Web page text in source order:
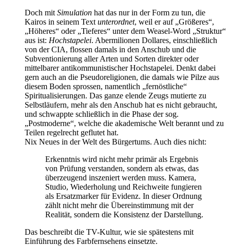
Doch mit Simulation hat das nur in der Form zu tun, die
Kairos in seinem Text unterordnet, weil er auf „Größeres“,
„Höheres“ oder „Tieferes“ unter dem Weasel-Word „Struktur“
aus ist: Hochstapelei. Abermilionen Dollares, einschließlich
von der CIA, flossen damals in den Anschub und die
Subventionierung aller Arten und Sorten direkter oder
mittelbarer antikommunistischer Hochstapelei. Denkt dabei
gern auch an die Pseudoreligionen, die damals wie Pilze aus
diesem Boden sprossen, namentlich „fernöstliche“
Spiritualisierungen. Das ganze elende Zeugs mutierte zu
Selbstläufern, mehr als den Anschub hat es nicht gebraucht,
und schwappte schließlich in die Phase der sog.
„Postmoderne“, welche die akademische Welt berannt und zu
Teilen regelrecht geflutet hat.
Nix Neues in der Welt des Bürgertums. Auch dies nicht:
Erkenntnis wird nicht mehr primär als Ergebnis
von Prüfung verstanden, sondern als etwas, das
überzeugend inszeniert werden muss. Kamera,
Studio, Wiederholung und Reichweite fungieren
als Ersatzmarker für Evidenz. In dieser Ordnung
zählt nicht mehr die Übereinstimmung mit der
Realität, sondern die Konsistenz der Darstellung.
Das beschreibt die TV-Kultur, wie sie spätestens mit
Einführung des Farbfernsehens einsetzte.